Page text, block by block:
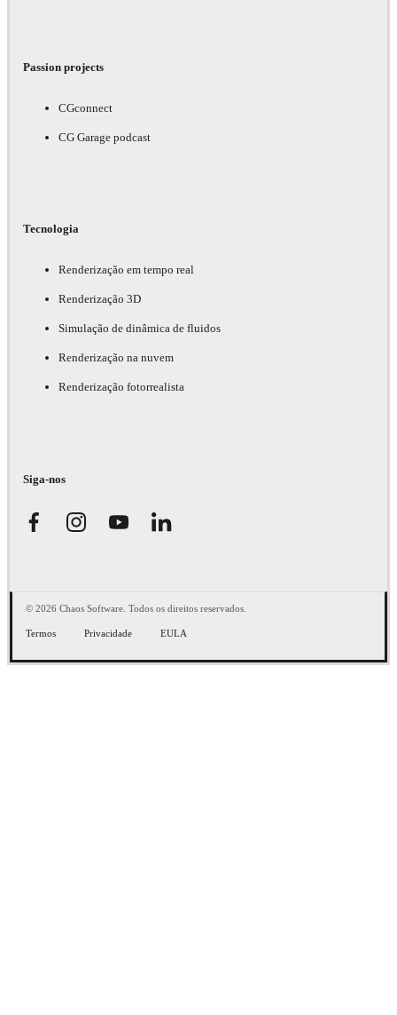
Passion projects
CGconnect
CG Garage podcast
Tecnologia
Renderização em tempo real
Renderização 3D
Simulação de dinâmica de fluidos
Renderização na nuvem
Renderização fotorrealista
Siga-nos
© 2026 Chaos Software. Todos os direitos reservados.
Termos Privacidade EULA